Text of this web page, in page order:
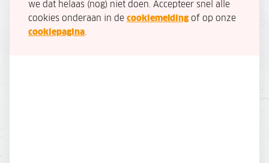
we dat helaas (nog) niet doen. Accepteer snel alle
cookies onderaan in de cookiemeldingof op onze
cookiepagina.